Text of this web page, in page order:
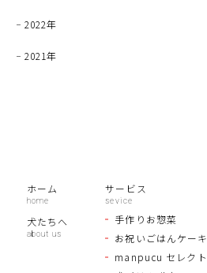
2022年
2021年
ホーム
犬たちへ
サービス
手作りお惣菜
お祝いごはんケーキ
manpucu セレクト